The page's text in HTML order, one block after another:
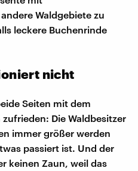
Waldgebiete zu
leckere Buchenrinde
nicht
Seiten mit dem
Die Waldbesitzer
immer größer werden
passiert ist. Und der
keinen Zaun, weil das